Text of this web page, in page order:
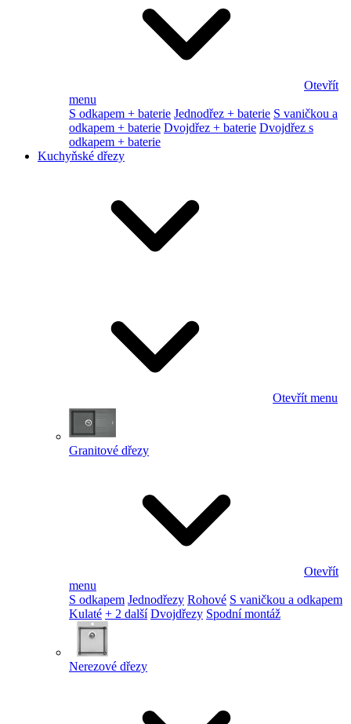
Otevřít
menu
S odkapem + baterie Jednodřez + baterie S vaničkou a
odkapem + baterie Dvojdřez + baterie Dvojdřez s
odkapem + baterie
Kuchyňské dřezy
Otevřít menu
Granitové dřezy
Otevřít
menu
S odkapem Jednodřezy Rohové S vaničkou a odkapem
Kulaté + 2 další Dvojdřezy Spodní montáž
Nerezové dřezy